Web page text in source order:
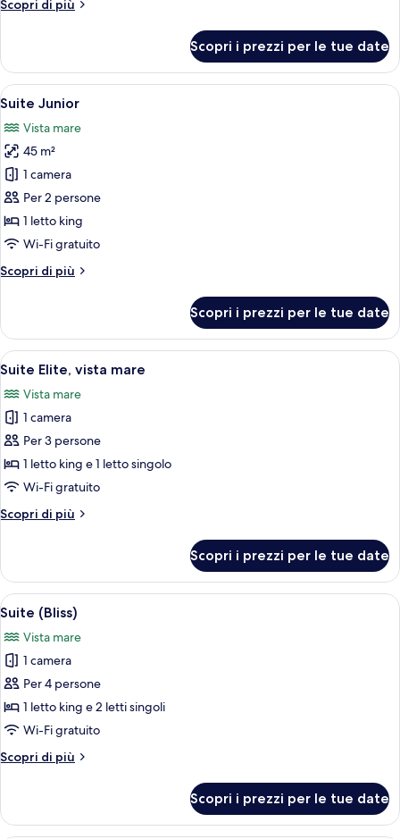
Scopri di più
Altri
Classic,
idromassaggio
Scopri i prezzi per le tue date
Apri
tutte
le
foto
per
Suite
Junior
Una camera da letto moderna con
5
Suite Junior
Vista mare
45 m²
1 camera
Per 2 persone
1 letto king
Wi-Fi gratuito
Scopri di più
Altri
Junior
Scopri i prezzi per le tue date
Apri
tutte
le
foto
per
Suite
Elite,
mare
Un'ampia camera da letto con un
5
Suite Elite, vista mare
Vista mare
1 camera
Per 3 persone
1 letto king e 1 letto singolo
Wi-Fi gratuito
Scopri di più
Altri
Elite,
vista
mare
Scopri i prezzi per le tue date
Apri
tutte
le
foto
per
Suite
(Bliss)
Un soggiorno moderno con un
9
Suite (Bliss)
Vista mare
1 camera
Per 4 persone
1 letto king e 2 letti singoli
Wi-Fi gratuito
Scopri di più
Altri
(Bliss)
Scopri i prezzi per le tue date